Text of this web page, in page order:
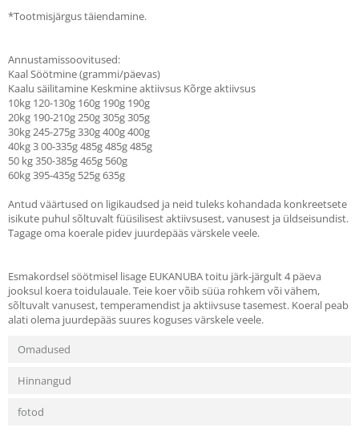
*Tootmisjärgus täiendamine.
Annustamissoovitused:
Kaal Söötmine (grammi/päevas)
Kaalu säilitamine Keskmine aktiivsus Kõrge aktiivsus
10kg 120-130g 160g 190g 190g
20kg 190-210g 250g 305g 305g
30kg 245-275g 330g 400g 400g
40kg 3 00-335g 485g 485g 485g
50 kg 350-385g 465g 560g
60kg 395-435g 525g 635g
Antud väärtused on ligikaudsed ja neid tuleks kohandada konkreetsete
isikute puhul sõltuvalt füüsilisest aktiivsusest, vanusest ja üldseisundist.
Tagage oma koerale pidev juurdepääs värskele veele.
Esmakordsel söötmisel lisage EUKANUBA toitu järk-järgult 4 päeva
jooksul koera toidulauale. Teie koer võib süüa rohkem või vähem,
sõltuvalt vanusest, temperamendist ja aktiivsuse tasemest. Koeral peab
alati olema juurdepääs suures koguses värskele veele.
Omadused
Hinnangud
fotod